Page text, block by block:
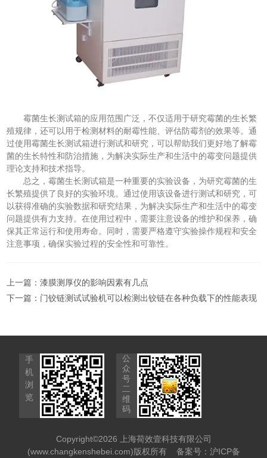
霉菌生长测试箱的应用范围广泛，不仅适用于研究霉菌的生长繁
殖规律，还可以用于检测材料的耐霉性能、评估防霉剂的效果等。通
过使用霉菌生长测试箱进行测试和研究，可以帮助我们更好地了解霉
菌的生长特性和防治措施，为解决实际生产和生活中的霉变问题提供
理论支持和技术指导。
总之，霉菌生长测试箱是一种重要的实验设备，为研究霉菌的生
长繁殖提供了良好的实验环境。通过使用该设备进行测试和研究，可
以获得准确的实验数据和研究结果，为解决实际生产和生活中的霉变
问题提供有力支持。在使用过程中，需要注意设备的维护和保养，确
保其正常运行和使用寿命。同时，需要严格遵守实验操作规程和安全
注意事项，确保实验过程的安全性和可靠性。
上一篇：漆膜测厚仪的影响因素有几点
下一篇： 门铰链测试试验机可以检测出铰链在各种负载下的性能表现
手
机
浏
览
公
众
号
二
维
码
Copyright©2026 上海荷效壹科技有限公司
(www.changkenshebei.com)版权所有 备案号：沪ICP备